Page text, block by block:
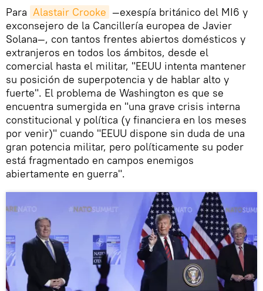
Para Alastair Crooke —exespía británico del MI6 y
exconsejero de la Cancillería europea de Javier
Solana—, con tantos frentes abiertos domésticos y
extranjeros en todos los ámbitos, desde el
comercial hasta el militar, "EEUU intenta mantener
su posición de superpotencia y de hablar alto y
fuerte". El problema de Washington es que se
encuentra sumergida en "una grave crisis interna
constitucional y política (y financiera en los meses
por venir)" cuando "EEUU dispone sin duda de una
gran potencia militar, pero políticamente su poder
está fragmentado en campos enemigos
abiertamente en guerra".